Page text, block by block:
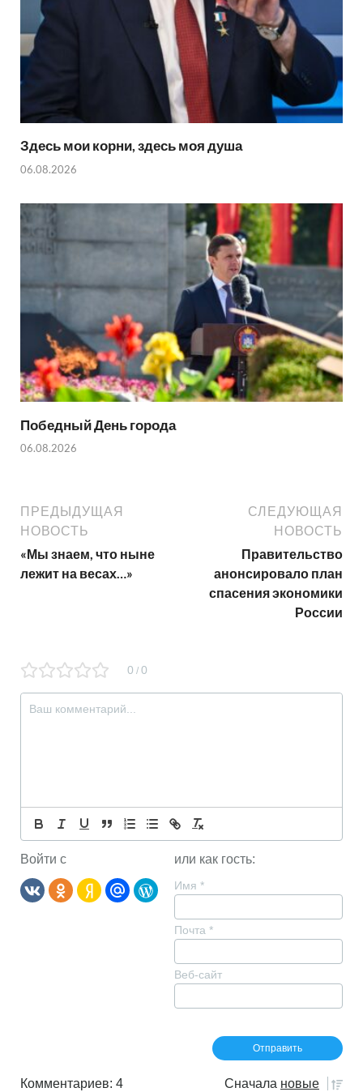
Здесь мои корни, здесь моя душа
06.08.2026
Победный День города
06.08.2026
ПРЕДЫДУЩАЯ
НОВОСТЬ
«Мы знаем, что ныне
лежит на весах…»
СЛЕДУЮЩАЯ
НОВОСТЬ
Правительство
анонсировало план
спасения экономики
России
0 / 0
Войти с или как гость:
Имя *
Почта *
Веб-сайт
Комментариев: 4 Сначала новые